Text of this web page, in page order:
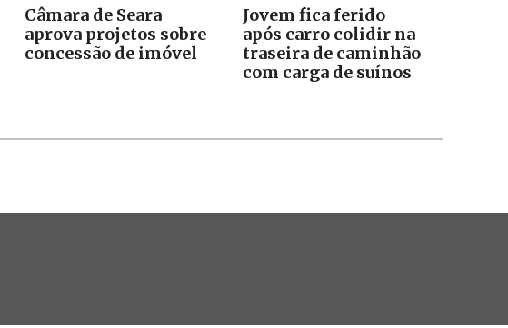
Câmara de Seara
aprova projetos sobre
concessão de imóvel
Jovem fica ferido
após carro colidir na
traseira de caminhão
com carga de suínos